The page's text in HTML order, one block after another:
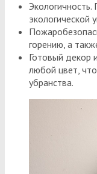
экологической
горению, а
Готовый декор
любой цвет,
убранства.